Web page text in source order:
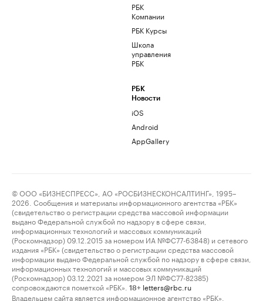
РБК
Компании
РБК Курсы
Школа
управления
РБК
РБК
Новости
iOS
Android
AppGallery
© ООО «БИЗНЕСПРЕСС», АО «РОСБИЗНЕСКОНСАЛТИНГ», 1995–
2026. Сообщения и материалы информационного агентства «РБК»
(свидетельство о регистрации средства массовой информации
выдано Федеральной службой по надзору в сфере связи,
информационных технологий и массовых коммуникаций
(Роскомнадзор) 09.12.2015 за номером ИА №ФС77-63848) и сетевого
издания «РБК» (свидетельство о регистрации средства массовой
информации выдано Федеральной службой по надзору в сфере связи,
информационных технологий и массовых коммуникаций
(Роскомнадзор) 03.12.2021 за номером ЭЛ №ФС77-82385)
сопровождаются пометкой «РБК».
18+ letters@rbc.ru
Владельцем сайта является информационное агентство «РБК».